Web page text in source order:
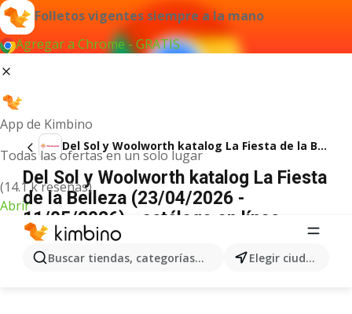
Folletos vigentes siempre a la mano
Agregar a Chrome - GRATIS
App de Kimbino
Todas las ofertas en un solo lugar
(14.1 k reseñas)
Abrir
Buscar tiendas, categorías, productos... Elegir ciudad
Del Sol y Woolworth katalog La Fiesta de la Belleza
Del Sol y Woolworth katalog La Fiesta
de la Belleza (23/04/2026 -
11/05/2026) - catálogo en línea